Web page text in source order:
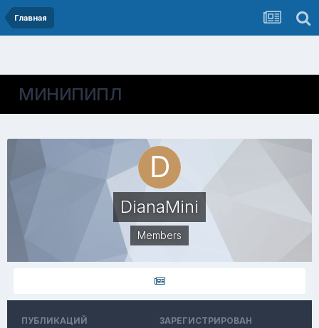
Главная
МИНИПИПЛ
DianaMini
Members
ПУБЛИКАЦИЙ ЗАРЕГИСТРИРОВАН